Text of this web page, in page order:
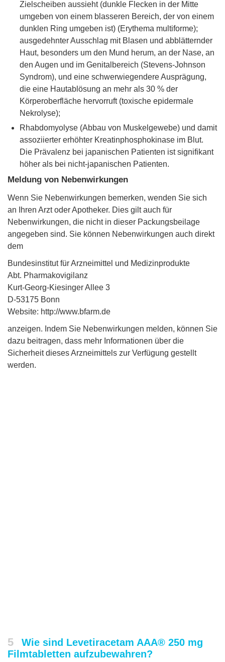
Zielscheiben aussieht (dunkle Flecken in der Mitte
umgeben von einem blasseren Bereich, der von einem
dunklen Ring umgeben ist) (Erythema multiforme);
ausgedehnter Ausschlag mit Blasen und abblätternder
Haut, besonders um den Mund herum, an der Nase, an
den Augen und im Genitalbereich (Stevens-Johnson
Syndrom), und eine schwerwiegendere Ausprägung,
die eine Hautablösung an mehr als 30 % der
Körperoberfläche hervorruft (toxische epidermale
Nekrolyse);
Rhabdomyolyse (Abbau von Muskelgewebe) und damit
assoziierter erhöhter Kreatinphosphokinase im Blut.
Die Prävalenz bei japanischen Patienten ist signifikant
höher als bei nicht-japanischen Patienten.
Meldung von Nebenwirkungen
Wenn Sie Nebenwirkungen bemerken, wenden Sie sich
an Ihren Arzt oder Apotheker. Dies gilt auch für
Nebenwirkungen, die nicht in dieser Packungsbeilage
angegeben sind. Sie können Nebenwirkungen auch direkt
dem
Bundesinstitut für Arzneimittel und Medizinprodukte
Abt. Pharmakovigilanz
Kurt-Georg-Kiesinger Allee 3
D-53175 Bonn
Website: http://www.bfarm.de
anzeigen. Indem Sie Nebenwirkungen melden, können Sie
dazu beitragen, dass mehr Informationen über die
Sicherheit dieses Arzneimittels zur Verfügung gestellt
werden.
5
Wie sind Levetiracetam AAA® 250 mg
Filmtabletten aufzubewahren?